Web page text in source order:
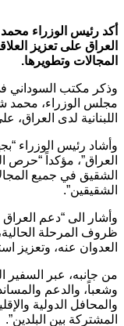
أكد رئيس الوزراء
العراق على تعزيز
المجالات وتطويرها.
وذكر مكتب السوداني
مجلس الوزراء، محمد
اللبنانية لدى العراق،
وأشاد رئيس الوزراء
العراق”، مؤكداً “حرص
الشقيق في جميع
الشقيقين”.
وأشار الى “دعم العراق
ظروف المرحلة
العدوان عنه، وتعزيز
من جانبه، عبر السفير
وشعباً، والدعم
والمحافل الدولية
المشتركة بين البلدين”.